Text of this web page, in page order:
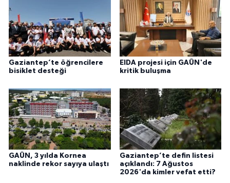
Gaziantep’te öğrencilere
bisiklet desteği
EIDA projesi için GAÜN'de
kritik buluşma
GAÜN, 3 yılda Kornea
naklinde rekor sayıya ulaştı
Gaziantep’te defin listesi
açıklandı: 7 Ağustos
2026'da kimler vefat etti?